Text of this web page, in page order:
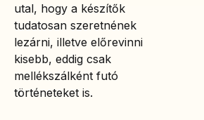
utal, hogy a készítők
tudatosan szeretnének
lezárni, illetve előrevinni
kisebb, eddig csak
mellékszálként futó
történeteket is.